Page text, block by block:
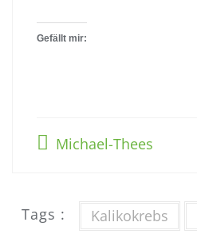
Gefällt mir:
Michael-Thees
Tags : Kalikokrebs